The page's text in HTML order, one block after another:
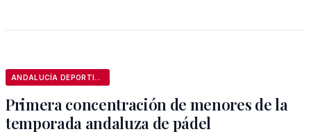
Primera concentración de menores de la
temporada andaluza de pádel